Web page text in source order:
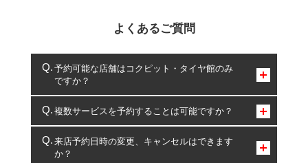
よくあるご質問
予約可能な店舗はコクピット・タイヤ館のみ
ですか？
コクピット・タイヤ館のみとなります。
複数サービスを予約することは可能ですか？
複数サービスのご予約は可能です。
一部の商品・サービスの組み合わせに限り、同時にご予約が
来店予約日時の変更、キャンセルはできます
か？